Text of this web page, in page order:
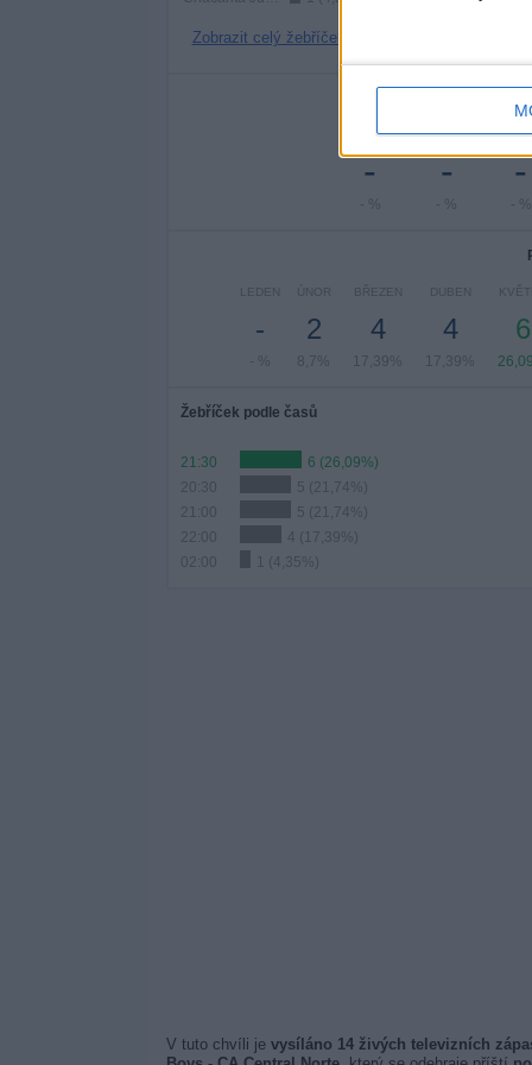
Zobrazit celý žebříček
PONDĚLÍ
-
- %
ÚTERÝ
-
- %
-
- %
LEDEN
-
- %
ÚNOR
2
8,7%
BŘEZEN
4
17,39%
DUBEN
4
17,39%
6
Žebříček podle časů
21:30
6 (26,09%)
20:30
5 (21,74%)
21:00
5 (21,74%)
22:00
4 (17,39%)
02:00
1 (4,35%)
V tuto chvíli je vysíláno 14 živých televizních